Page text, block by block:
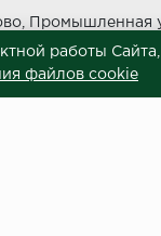
Промышленная
работы
файлов cookie